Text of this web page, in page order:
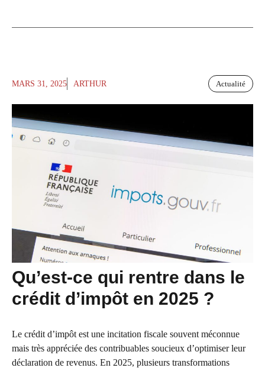
MARS 31, 2025 ARTHUR Actualité
Qu’est-ce qui rentre dans le
crédit d’impôt en 2025 ?
Le crédit d’impôt est une incitation fiscale souvent méconnue
mais très appréciée des contribuables soucieux d’optimiser leur
déclaration de revenus. En 2025, plusieurs transformations